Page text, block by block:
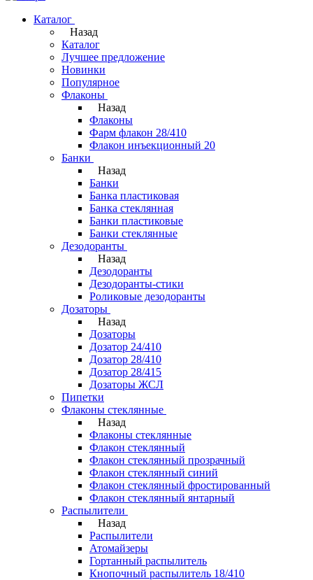
Каталог
Назад
Каталог
Лучшее предложение
Новинки
Популярное
Флаконы
Назад
Флаконы
Фарм флакон 28/410
Флакон инъекционный 20
Банки
Назад
Банки
Банка пластиковая
Банка стеклянная
Банки пластиковые
Банки стеклянные
Дезодоранты
Назад
Дезодоранты
Дезодоранты-стики
Роликовые дезодоранты
Дозаторы
Назад
Дозаторы
Дозатор 24/410
Дозатор 28/410
Дозатор 28/415
Дозаторы ЖСЛ
Пипетки
Флаконы стеклянные
Назад
Флаконы стеклянные
Флакон стеклянный
Флакон стеклянный прозрачный
Флакон стеклянный синий
Флакон стеклянный фростированный
Флакон стеклянный янтарный
Распылители
Назад
Распылители
Атомайзеры
Гортанный распылитель
Кнопочный распылитель 18/410